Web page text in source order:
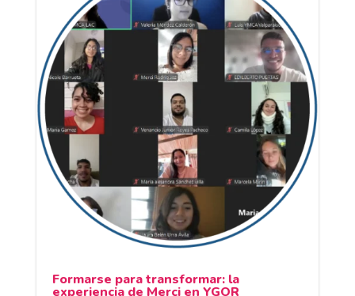
Formarse para transformar: la
experiencia de Merci en YGOR